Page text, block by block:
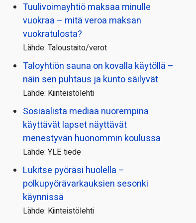
Tuulivoimayhtiö maksaa minulle
vuokraa – mitä veroa maksan
vuokratulosta?
Lähde: Taloustaito/verot
Taloyhtiön sauna on kovalla käytöllä –
näin sen puhtaus ja kunto säilyvät
Lähde: Kiinteistölehti
Sosiaalista mediaa nuorempina
käyttävät lapset näyttävät
menestyvän huonommin koulussa
Lähde: YLE tiede
Lukitse pyöräsi huolella –
polkupyörävarkauksien sesonki
käynnissä
Lähde: Kiinteistölehti